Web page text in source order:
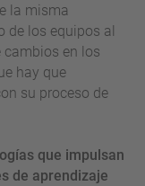
la misma
de los equipos al
cambios en los
hay que
su proceso de
que impulsan
de aprendizaje